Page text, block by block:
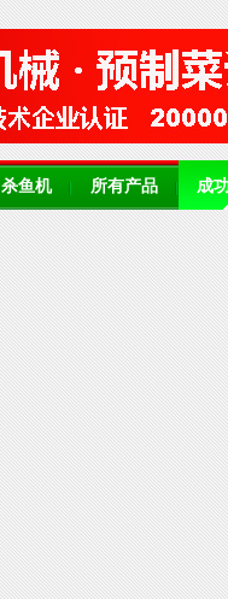
杀鱼机 所有产品 成